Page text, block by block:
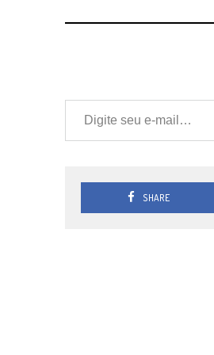
Digite seu e-mail…
SHARE